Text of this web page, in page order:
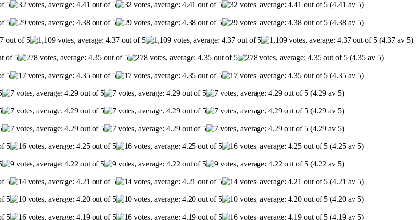
(4.41 av 5)
(4.38 av 5)
(4.37 av 5)
(4.35 av 5)
(4.35 av 5)
(4.29 av 5)
(4.29 av 5)
(4.29 av 5)
(4.25 av 5)
(4.22 av 5)
(4.21 av 5)
(4.20 av 5)
(4.19 av 5)